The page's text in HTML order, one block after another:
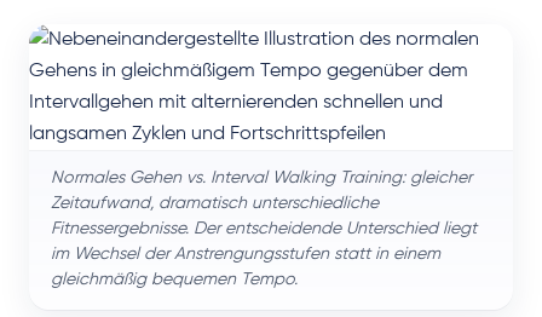
Normales Gehen vs. Interval Walking Training: gleicher
Zeitaufwand, dramatisch unterschiedliche
Fitnessergebnisse. Der entscheidende Unterschied liegt
im Wechsel der Anstrengungsstufen statt in einem
gleichmäßig bequemen Tempo.